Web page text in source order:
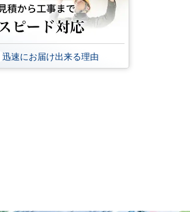
迅速にお届け出来る理由